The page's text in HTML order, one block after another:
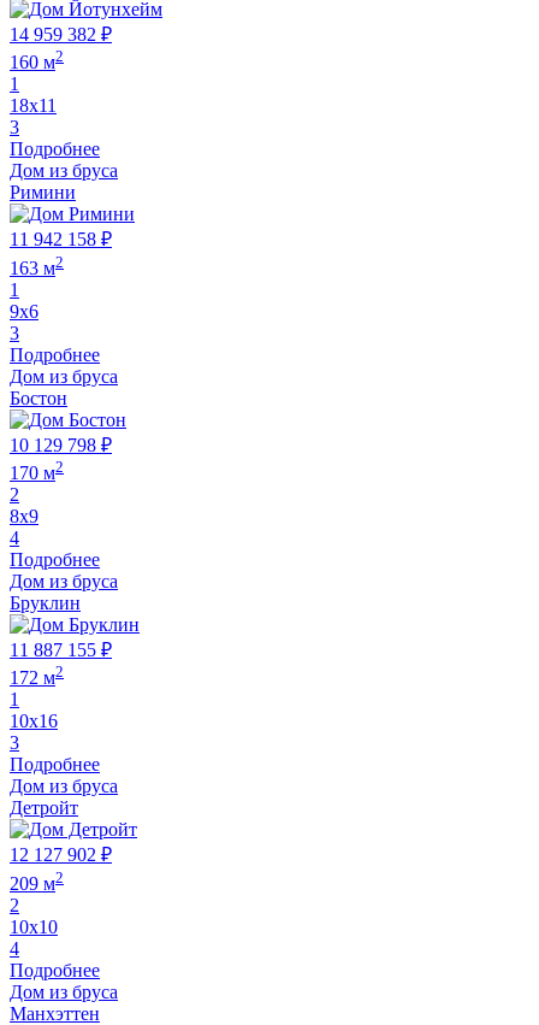
14 959 382 ₽
160 м2
1
18х11
3
Подробнее
Дом из бруса
Римини
11 942 158 ₽
163 м2
1
9х6
3
Подробнее
Дом из бруса
Бостон
10 129 798 ₽
170 м2
2
8х9
4
Подробнее
Дом из бруса
Бруклин
11 887 155 ₽
172 м2
1
10х16
3
Подробнее
Дом из бруса
Детройт
12 127 902 ₽
209 м2
2
10х10
4
Подробнее
Дом из бруса
Манхэттен